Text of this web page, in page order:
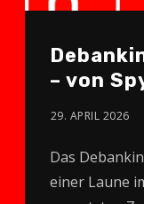
– von
29. APRIL 2026
Das
einer Laune